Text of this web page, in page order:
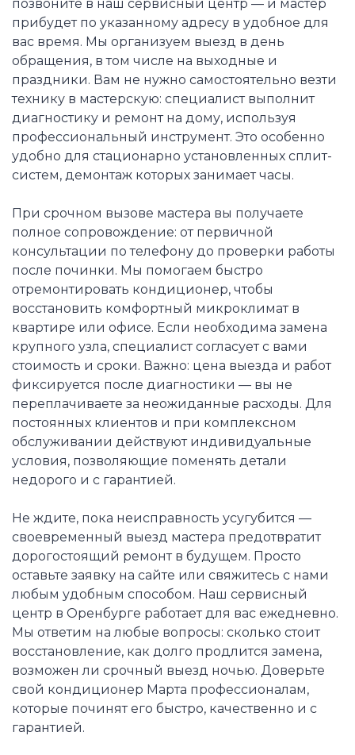
позвоните в наш сервисный центр — и мастер
прибудет по указанному адресу в удобное для
вас время. Мы организуем выезд в день
обращения, в том числе на выходные и
праздники. Вам не нужно самостоятельно везти
технику в мастерскую: специалист выполнит
диагностику и ремонт на дому, используя
профессиональный инструмент. Это особенно
удобно для стационарно установленных сплит-
систем, демонтаж которых занимает часы.
При срочном вызове мастера вы получаете
полное сопровождение: от первичной
консультации по телефону до проверки работы
после починки. Мы помогаем быстро
отремонтировать кондиционер, чтобы
восстановить комфортный микроклимат в
квартире или офисе. Если необходима замена
крупного узла, специалист согласует с вами
стоимость и сроки. Важно: цена выезда и работ
фиксируется после диагностики — вы не
переплачиваете за неожиданные расходы. Для
постоянных клиентов и при комплексном
обслуживании действуют индивидуальные
условия, позволяющие поменять детали
недорого и с гарантией.
Не ждите, пока неисправность усугубится —
своевременный выезд мастера предотвратит
дорогостоящий ремонт в будущем. Просто
оставьте заявку на сайте или свяжитесь с нами
любым удобным способом. Наш сервисный
центр в Оренбурге работает для вас ежедневно.
Мы ответим на любые вопросы: сколько стоит
восстановление, как долго продлится замена,
возможен ли срочный выезд ночью. Доверьте
свой кондиционер Марта профессионалам,
которые починят его быстро, качественно и с
гарантией.